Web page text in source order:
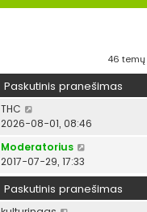
46 temų
Paskutinis pranešimas
THC
2026-08-01, 08:46
Moderatorius
2017-07-29, 17:33
Paskutinis pranešimas